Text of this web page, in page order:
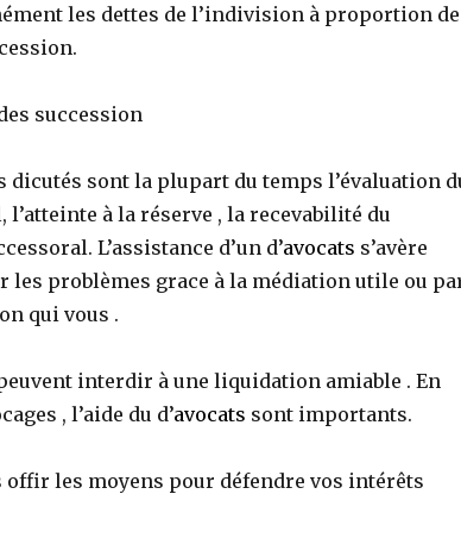
les dettes de l’indivision à proportion de
succession
dicutés sont la plupart du temps l’évaluation
à la réserve , la recevabilité du
L’assistance d’un d’avocats s’avère
les problèmes grace à la médiation utile ou
qui vous .
interdir à une liquidation amiable . En
, l’aide du d’avocats sont importants.
offir les moyens pour défendre vos intérêts